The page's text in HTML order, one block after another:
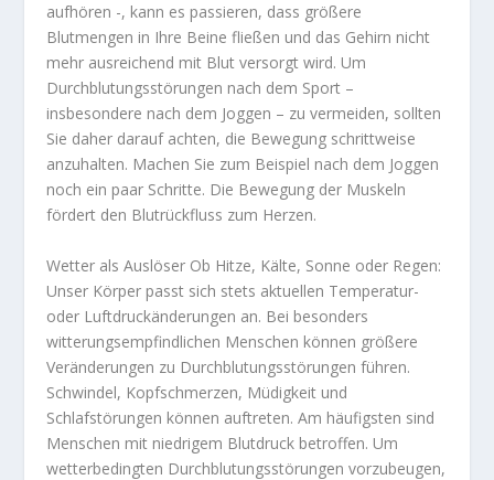
aufhören -, kann es passieren, dass größere
Blutmengen in Ihre Beine fließen und das Gehirn nicht
mehr ausreichend mit Blut versorgt wird. Um
Durchblutungsstörungen nach dem Sport –
insbesondere nach dem Joggen – zu vermeiden, sollten
Sie daher darauf achten, die Bewegung schrittweise
anzuhalten. Machen Sie zum Beispiel nach dem Joggen
noch ein paar Schritte. Die Bewegung der Muskeln
fördert den Blutrückfluss zum Herzen.
Wetter als Auslöser Ob Hitze, Kälte, Sonne oder Regen:
Unser Körper passt sich stets aktuellen Temperatur-
oder Luftdruckänderungen an. Bei besonders
witterungsempfindlichen Menschen können größere
Veränderungen zu Durchblutungsstörungen führen.
Schwindel, Kopfschmerzen, Müdigkeit und
Schlafstörungen können auftreten. Am häufigsten sind
Menschen mit niedrigem Blutdruck betroffen. Um
wetterbedingten Durchblutungsstörungen vorzubeugen,